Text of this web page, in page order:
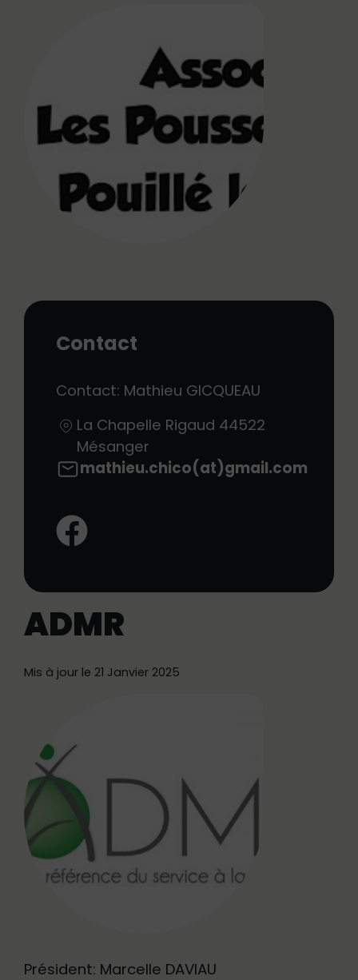
Contact
Contact: Mathieu GICQUEAU
La Chapelle Rigaud 44522
Mésanger
mathieu.chico(at)gmail.com
Facebook:
ADMR
Mis à jour le 21 Janvier 2025
Président: Marcelle DAVIAU